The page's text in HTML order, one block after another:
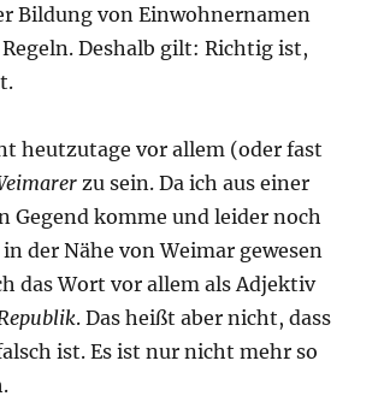
Bildung von Einwohnernamen
Deshalb gilt: Richtig ist,
heutzutage vor allem (oder fast
zu sein. Da ich aus einer
Gegend komme und leider noch
der Nähe von Weimar gewesen
das Wort vor allem als Adjektiv
. Das heißt aber nicht, dass
ist. Es ist nur nicht mehr so